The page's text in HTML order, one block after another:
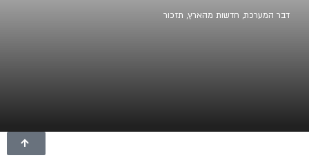
דבר המערכת, חדשות מהארץ, תזכור